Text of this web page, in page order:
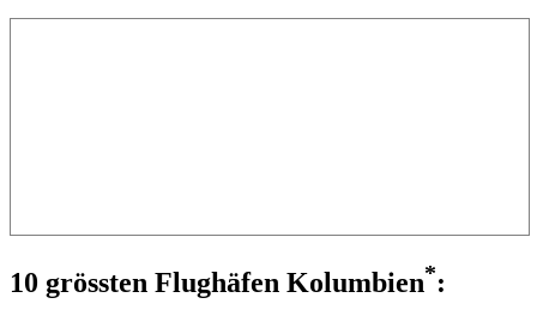
10 grössten Flughäfen Kolumbien*: